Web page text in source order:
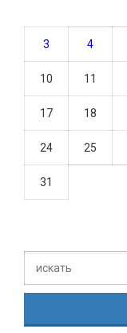
3 4
10 11
17 18
24 25
31